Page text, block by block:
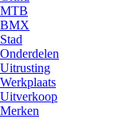
MTB
BMX
Stad
Onderdelen
Uitrusting
Werkplaats
Uitverkoop
Merken